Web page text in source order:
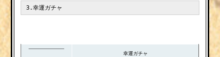
3.幸運ガチャ
幸運ガチャ